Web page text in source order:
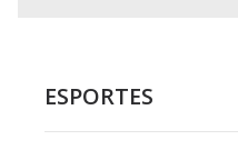
ESPORTES